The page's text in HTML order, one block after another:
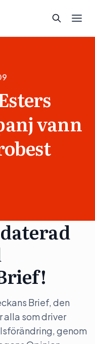
vann
Brief, den
alla som driver
genom